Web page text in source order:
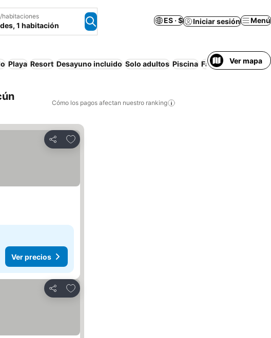
habitaciones
1 habitación
ES · $ Iniciar sesión Menú
Playa Resort Desayuno incluido Solo adultos Piscina FamiliasVer mapa
Cómo los pagos afectan nuestro ranking
Compartir
Agregar a favoritos
Ver precios
Compartir
Agregar a favoritos